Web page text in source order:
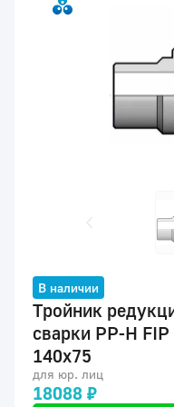
В наличии
Тройник
сварки PP-H
140x75
для юр. лиц
18088 ₽